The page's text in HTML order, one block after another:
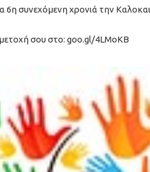
6η συνεχόμενη χρονιά την
σου στο: goo.gl/4LMoKB